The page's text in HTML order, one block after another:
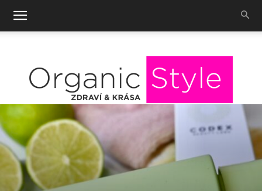
OrganicStyle